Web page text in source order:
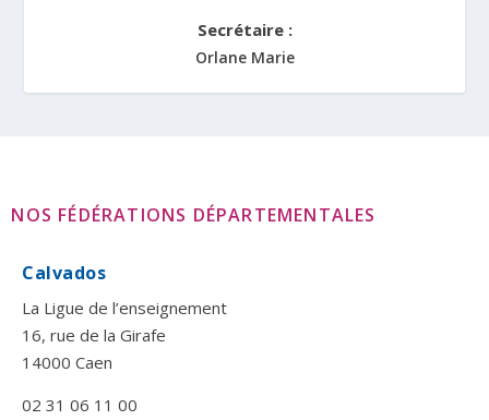
Secrétaire :
Orlane Marie
NOS FÉDÉRATIONS DÉPARTEMENTALES
Calvados
La Ligue de l’enseignement
16, rue de la Girafe
14000 Caen
02 31 06 11 00